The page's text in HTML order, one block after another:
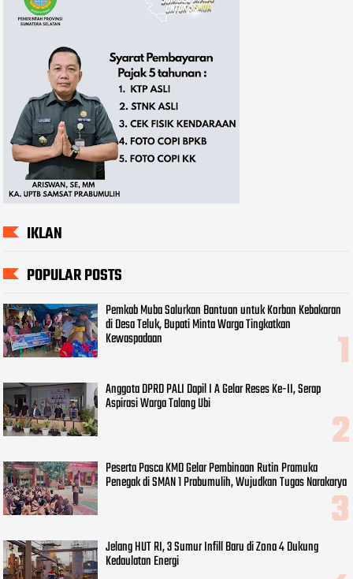
IKLAN
POPULAR POSTS
Pemkab Muba Salurkan Bantuan untuk Korban Kebakaran
di Desa Teluk, Bupati Minta Warga Tingkatkan
Kewaspadaan
Anggota DPRD PALI Dapil I A Gelar Reses Ke-II, Serap
Aspirasi Warga Talang Ubi
Peserta Pasca KMD Gelar Pembinaan Rutin Pramuka
Penegak di SMAN 1 Prabumulih, Wujudkan Tugas Narakarya
Jelang HUT RI, 3 Sumur Infill Baru di Zona 4 Dukung
Kedaulatan Energi